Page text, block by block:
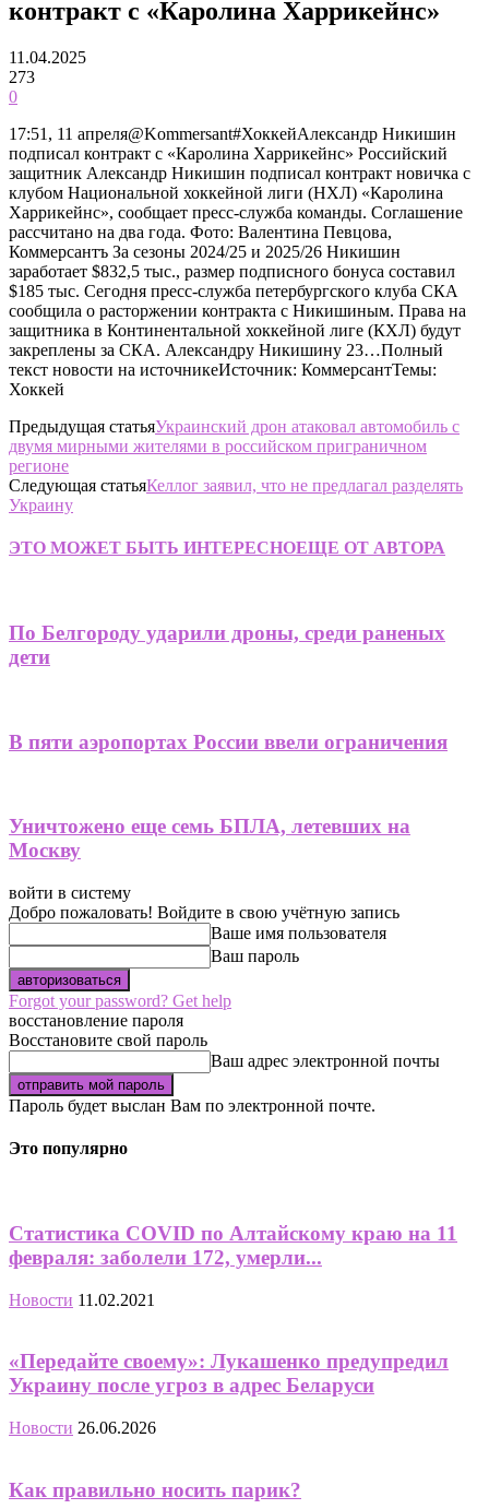
контракт с «Каролина Харрикейнс»
11.04.2025
273
0
17:51, 11 апреля@Kommersant#ХоккейАлександр Никишин
подписал контракт с «Каролина Харрикейнс» Российский
защитник Александр Никишин подписал контракт новичка с
клубом Национальной хоккейной лиги (НХЛ) «Каролина
Харрикейнс», сообщает пресс-служба команды. Соглашение
рассчитано на два года. Фото: Валентина Певцова,
Коммерсантъ За сезоны 2024/25 и 2025/26 Никишин
заработает $832,5 тыс., размер подписного бонуса составил
$185 тыс. Сегодня пресс-служба петербургского клуба СКА
сообщила о расторжении контракта с Никишиным. Права на
защитника в Континентальной хоккейной лиге (КХЛ) будут
закреплены за СКА. Александру Никишину 23…Полный
текст новости на источникеИсточник: КоммерсантТемы:
Хоккей
Предыдущая статьяУкраинский дрон атаковал автомобиль с
двумя мирными жителями в российском приграничном
регионе
Следующая статьяКеллог заявил, что не предлагал разделять
Украину
ЭТО МОЖЕТ БЫТЬ ИНТЕРЕСНОЕЩЕ ОТ АВТОРА
По Белгороду ударили дроны, среди раненых
дети
В пяти аэропортах России ввели ограничения
Уничтожено еще семь БПЛА, летевших на
Москву
войти в систему
Добро пожаловать! Войдите в свою учётную запись
Ваше имя пользователя
Ваш пароль
Forgot your password? Get help
восстановление пароля
Восстановите свой пароль
Ваш адрес электронной почты
Пароль будет выслан Вам по электронной почте.
Это популярно
Статистика COVID по Алтайскому краю на 11
февраля: заболели 172, умерли...
Новости 11.02.2021
«Передайте своему»: Лукашенко предупредил
Украину после угроз в адрес Беларуси
Новости 26.06.2026
Как правильно носить парик?